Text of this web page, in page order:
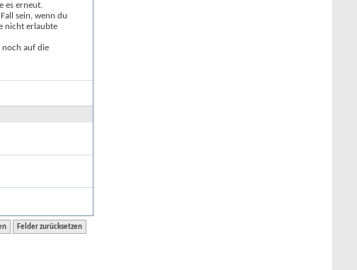
es erneut.
sein, wenn du
nicht erlaubte
noch auf die